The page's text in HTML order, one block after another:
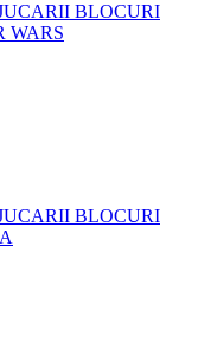
BLOCURI
WARS
BLOCURI